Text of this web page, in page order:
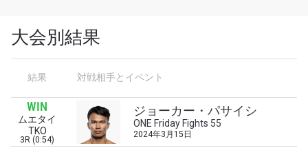
大会別結果
結果 対戦相手とイベント
WIN
ムエタイ
TKO
3R (0:54)
ジョーカー・パサイシ
ONE Friday Fights 55
2024年3月15日
対戦相手
最新情報をゲット
ュース、特別オファー、ライブイベントの最高の
席をゲットするため今すぐ登録を！
Eメール